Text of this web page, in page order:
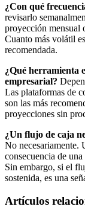
¿Con qué
revisarlo
proyección mensual
Cuanto más volátil
recomendada.
¿Qué herramienta
empresarial?
Las plataformas de
son las más
proyecciones sin
¿Un flujo de caja
No necesariamente.
consecuencia de
Sin embargo, si el
sostenida, es una
Artículos